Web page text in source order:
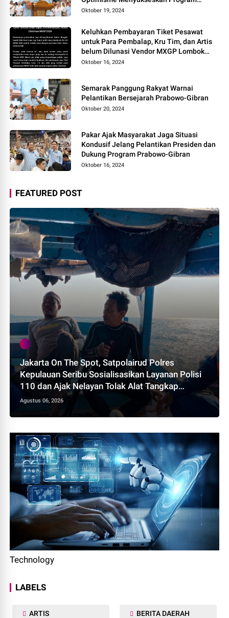
Pemerintahan Baru
Oktober 19, 2024
Keluhkan Pembayaran Tiket Pesawat
untuk Para Pembalap, Kru Tim, dan Artis
belum Dilunasi Vendor MXGP Lombok
2024 Layangkan Surat Terbuka
Oktober 16, 2024
Semarak Panggung Rakyat Warnai
Pelantikan Bersejarah Prabowo-Gibran
Oktober 20, 2024
Pakar Ajak Masyarakat Jaga Situasi
Kondusif Jelang Pelantikan Presiden dan
Dukung Program Prabowo-Gibran
Oktober 16, 2024
FEATURED POST
Jakarta On The Spot, Satpolairud Polres
Kepulauan Seribu Sosialisasikan Layanan Polisi
110 dan Ajak Nelayan Tolak Alat Tangkap
Terlarang
Agustus 06, 2026
Technology
LABELS
ARTIS BERITA DAERAH